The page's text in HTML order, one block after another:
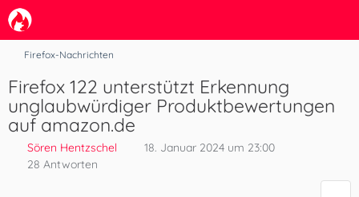
Firefox-Nachrichten
Firefox 122 unterstützt Erkennung
unglaubwürdiger Produktbewertungen
auf amazon.de
Sören Hentzschel
18. Januar 2024 um 23:00
28 Antworten